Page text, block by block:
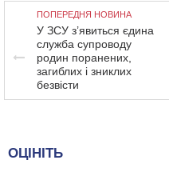
ПОПЕРЕДНЯ НОВИНА
У ЗСУ з’явиться єдина
служба супроводу
родин поранених,
загиблих і зниклих
безвісти